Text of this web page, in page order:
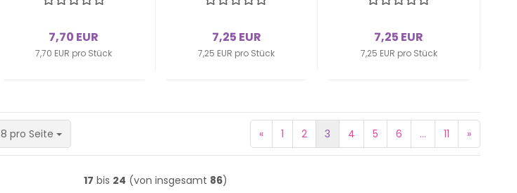
7,70 EUR
7,70 EUR pro Stück
7,25 EUR
7,25 EUR pro Stück
7,25 EUR
7,25 EUR pro Stück
8 pro Seite
pro Seite « 1 2 3 4 5 6 ... 11 »
17 bis 24 (von insgesamt 86)